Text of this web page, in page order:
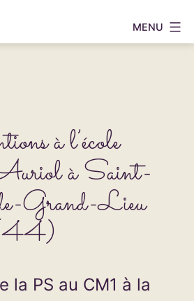
MENU
à l’école
à Saint-
Grand-Lieu
la PS au CM1 à la